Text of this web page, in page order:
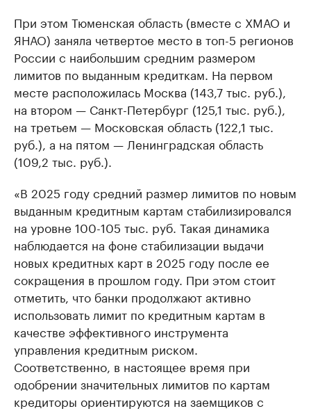
При этом Тюменская область (вместе с ХМАО и
ЯНАО) заняла четвертое место в топ-5 регионов
России с наибольшим средним размером
лимитов по выданным кредиткам. На первом
месте расположилась Москва (143,7 тыс. руб.),
на втором — Санкт-Петербург (125,1 тыс. руб.),
на третьем — Московская область (122,1 тыс.
руб.), а на пятом — Ленинградская область
(109,2 тыс. руб.).
«В 2025 году средний размер лимитов по новым
выданным кредитным картам стабилизировался
на уровне 100-105 тыс. руб. Такая динамика
наблюдается на фоне стабилизации выдачи
новых кредитных карт в 2025 году после ее
сокращения в прошлом году. При этом стоит
отметить, что банки продолжают активно
использовать лимит по кредитным картам в
качестве эффективного инструмента
управления кредитным риском.
Соответственно, в настоящее время при
одобрении значительных лимитов по картам
кредиторы ориентируются на заемщиков с